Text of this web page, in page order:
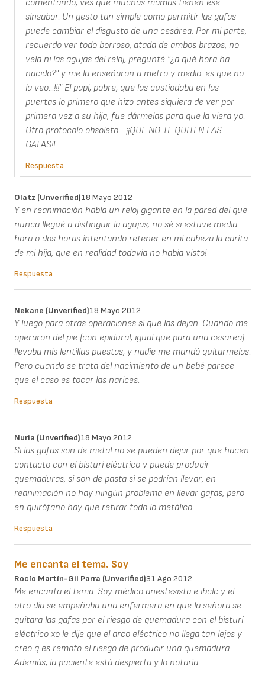
comentando, ves que muchas mamás tienen ese
sinsabor. Un gesto tan simple como permitir las gafas
puede cambiar el disgusto de una cesárea. Por mi parte,
recuerdo ver todo borroso, atada de ambos brazos, no
veía ni las agujas del reloj, pregunté "¿a qué hora ha
nacido?" y me la enseñaron a metro y medio. es que no
la veo...!!!" El papi, pobre, que las custiodaba en las
puertas lo primero que hizo antes siquiera de ver por
primera vez a su hija, fue dármelas para que la viera yo.
Otro protocolo obsoleto... ¡¡QUE NO TE QUITEN LAS
GAFAS!!
Respuesta
Olatz (unverified)18 Mayo 2012
Y en reanimación había un reloj gigante en la pared del que
nunca llegué a distinguir la agujas; no sé si estuve media
hora o dos horas intentando retener en mi cabeza la carita
de mi hija, que en realidad todavía no había visto!
Respuesta
Nekane (unverified)18 Mayo 2012
Y luego para otras operaciones sí que las dejan. Cuando me
operaron del pie (con epidural, igual que para una cesarea)
llevaba mis lentillas puestas, y nadie me mandó quitarmelas.
Pero cuando se trata del nacimiento de un bebé parece
que el caso es tocar las narices.
Respuesta
Nuria (unverified)18 Mayo 2012
Si las gafas son de metal no se pueden dejar por que hacen
contacto con el bisturí eléctrico y puede producir
quemaduras, si son de pasta si se podrían llevar, en
reanimación no hay ningún problema en llevar gafas, pero
en quirófano hay que retirar todo lo metálico...
Respuesta
Me encanta el tema. Soy
Rocío Martín-Gil Parra (unverified)31 Ago 2012
Me encanta el tema. Soy médico anestesista e ibclc y el
otro día se empeñaba una enfermera en que la señora se
quitara las gafas por el riesgo de quemadura con el bisturí
eléctrico xo le dije que el arco eléctrico no llega tan lejos y
creo q es remoto el riesgo de producir una quemadura.
Además, la paciente está despierta y lo notaría.